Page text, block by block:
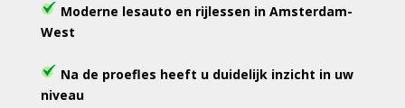
Moderne lesauto en rijlessen in Amsterdam-
West
Na de proefles heeft u duidelijk inzicht in uw
niveau